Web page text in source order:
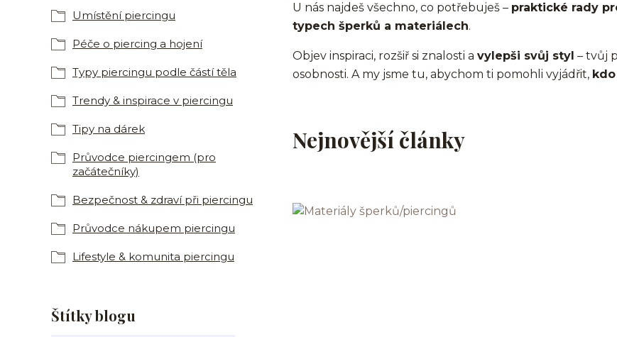
Umístění piercingu
Péče o piercing a hojení
Typy piercingu podle částí těla
Trendy & inspirace v piercingu
Tipy na dárek
Průvodce piercingem (pro
začátečníky)
Bezpečnost & zdraví při piercingu
Průvodce nákupem piercingu
Lifestyle & komunita piercingu
Štítky blogu
U nás najdeš všechno, co potřebuješ – praktické rady
typech šperků a materiálech.
Objev inspiraci, rozšiř si znalosti a vylepši svůj styl – tvůj
osobnosti. A my jsme tu, abychom ti pomohli vyjádřit,
Nejnovější články